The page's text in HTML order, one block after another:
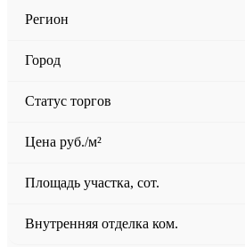
Регион
Город
Статус торгов
Цена руб./м²
Площадь участка, сот.
Внутренняя отделка ком.